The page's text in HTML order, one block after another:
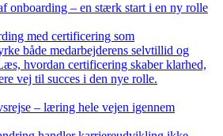
onboarding – en stærk start i en ny rolle
med certificering som
både medarbejderens selvtillid og
hvordan certificering skaber klarhed,
vej til succes i den nye rolle.
– læring hele vejen igennem